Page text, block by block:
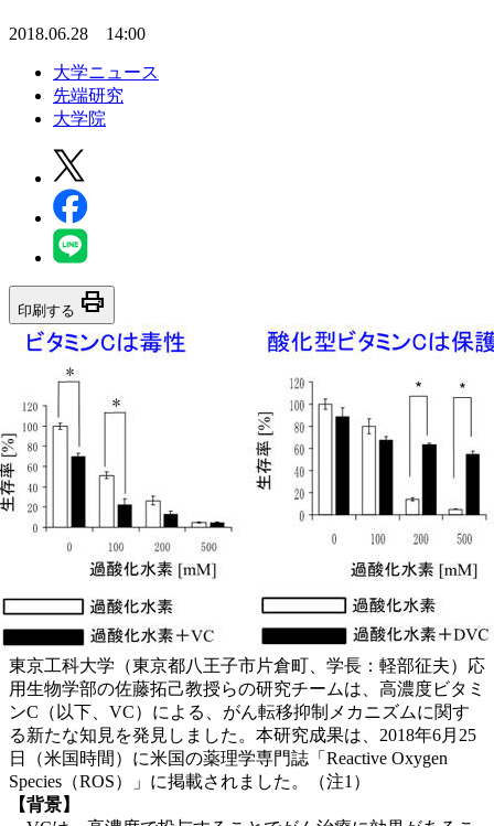
2018.06.28 14:00
大学ニュース
先端研究
大学院
印刷する print
東京工科大学（東京都八王子市片倉町、学長：軽部征夫）応
用生物学部の佐藤拓己教授らの研究チームは、高濃度ビタミ
ンC（以下、VC）による、がん転移抑制メカニズムに関す
る新たな知見を発見しました。本研究成果は、2018年6月25
日（米国時間）に米国の薬理学専門誌「Reactive Oxygen
Species（ROS）」に掲載されました。（注1）
【背景】